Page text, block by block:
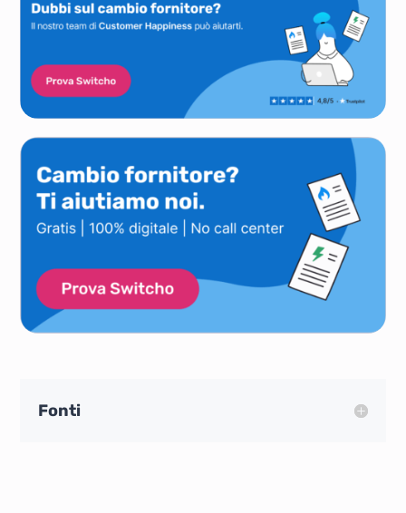
Luglio 2022 1,829
Giugno 2022 1,086
Maggio 2022 0,950
Aprile 2022 1,060
Marzo 2022 1,340
Febbraio 2022 0,862
Fonti